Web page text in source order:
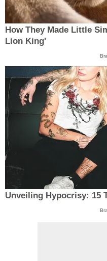
How They Made Little
Lion King'
Unveiling Hypocrisy: 15